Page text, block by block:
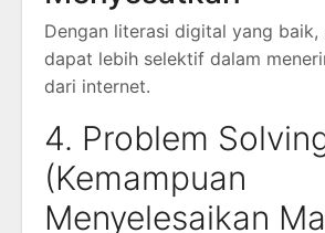
Dengan literasi digital yang baik,
dapat lebih selektif dalam
dari internet.
4. Problem
(Kemampuan
Menyelesaikan